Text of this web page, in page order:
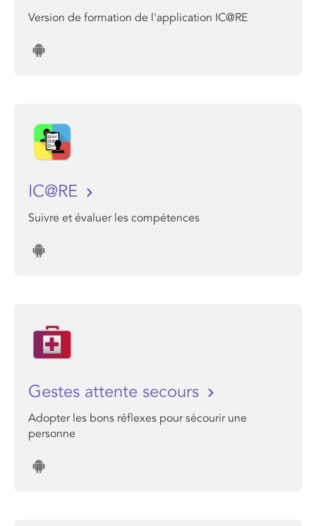
Version de formation de l'application IC@RE
IC@RE
Suivre et évaluer les compétences
Gestes attente secours
Adopter les bons réflexes pour sécourir une
personne